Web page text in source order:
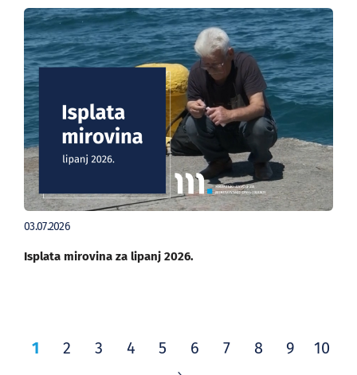
03.07.2026
Isplata mirovina za lipanj 2026.
1 2 3 4 5 6 7 8 9 10